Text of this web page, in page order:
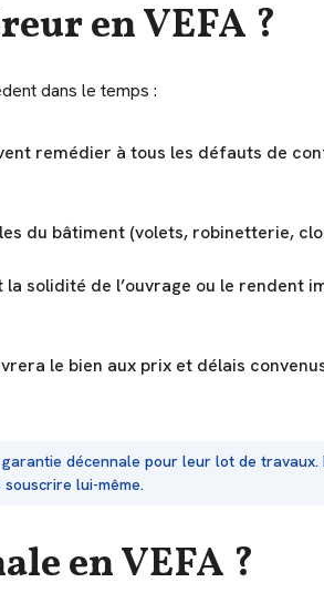
en VEFA ?
dans le temps :
remédier à tous les défauts de
du bâtiment (volets, robinetterie,
solidité de l’ouvrage ou le rendent
le bien aux prix et délais
garantie décennale pour leur lot de travaux.
lui-même.
en VEFA ?